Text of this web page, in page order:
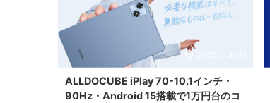
ALLDOCUBE iPlay 70-10.1インチ・
90Hz・Android 15搭載で1万円台のコ